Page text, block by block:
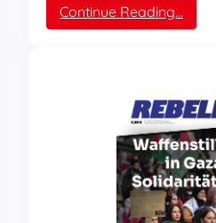
e
Continue Reading…
A
u
f
f
ü
r
d
a